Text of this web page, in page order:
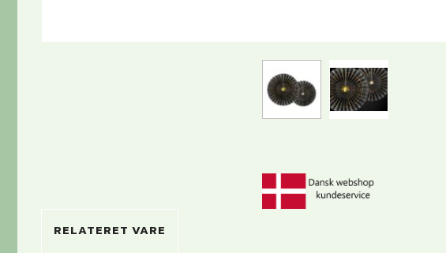
RELATERET VARE